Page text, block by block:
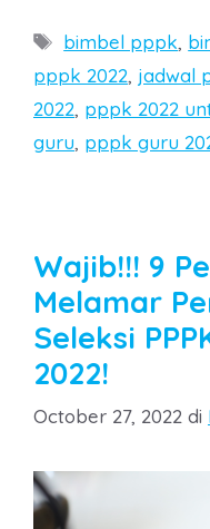
Tags
bimbel pppk,
pppk 2022, jadwal
2022, pppk 2022
guru, pppk guru
Wajib!!! 9
Melamar
Seleksi
2022!
October 27, 2022 di